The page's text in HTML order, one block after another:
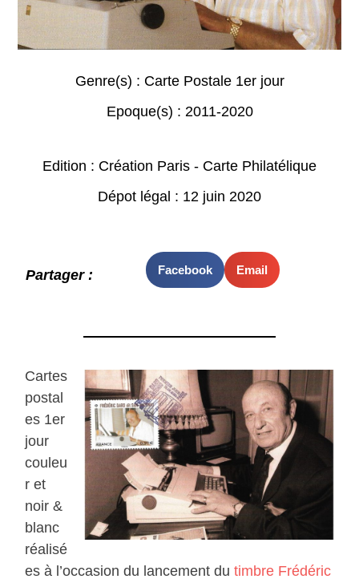
Genre(s) : Carte Postale 1er jour
Epoque(s) : 2011-2020
Edition : Création Paris - Carte Philatélique
Dépot légal : 12 juin 2020
Partager : Facebook Email
Cartes
postal
es 1er
jour
couleu
r et
noir &
blanc
réalisé
es à l’occasion du lancement dutimbre Frédéric